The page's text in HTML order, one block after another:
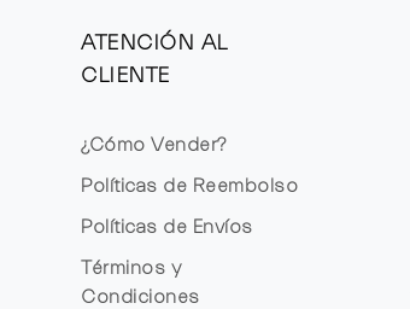
ATENCIÓN AL
CLIENTE
¿Cómo Vender?
Políticas de Reembolso
Políticas de Envíos
Términos y
Condiciones